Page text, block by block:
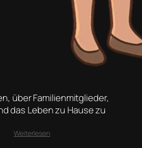
über Familienmitglieder,
das Leben zu Hause zu
Weiterlesen: